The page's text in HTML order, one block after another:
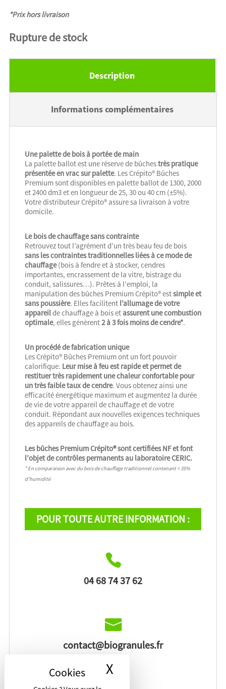
X
*Prix hors livraison
Rupture de stock
Description
Informations complémentaires
Une palette de bois à portée de main
La palette ballot est une réserve de bûchestrès pratique
présentée en vrac sur palette. Les Crépito® Bûches
Premium sont disponibles en palette ballot de 1300, 2000
et 2400 dm3 et en longueur de 25, 30 ou 40 cm (±5%).
Votre distributeur Crépito® assure sa livraison à votre
domicile.
Le bois de chauffage sans contrainte
Retrouvez tout l’agrément d’un très beau feu de bois
sans les contraintes traditionnelles liées à ce mode de
chauffage(bois à fendre et à stocker, cendres
importantes, encrassement de la vitre, bistrage du
conduit, salissures…). Prêtes à l’emploi, la
manipulation des bûches Premium Crépito® estsimple et
sans poussière. Elles facilitent l’allumage de votre
appareilde chauffage à bois et assurent une combustion
optimale, elles génèrent2 à 3 fois moins de cendre*.
Un procédé de fabrication unique
Les Crépito® Bûches Premium ont un fort pouvoir
calorifique. Leur mise à feu est rapide et permet de
restituer très rapidement une chaleur confortable pour
un très faible taux de cendre. Vous obtenez ainsi une
efficacité énergétique maximum et augmentez la durée
de vie de votre appareil de chauffage et de votre
conduit. Répondant aux nouvelles exigences techniques
des appareils de chauffage au bois.
Les bûches Premium Crépito® sont certifiées NF et font
l’objet de contrôles permanents au laboratoire CERIC.
* En comparaison avec du bois de chauffage traditionnel contenant ≈ 35%
d’humidité
POUR TOUTE AUTRE INFORMATION :
04 68 74 37 62
contact@biogranules.fr